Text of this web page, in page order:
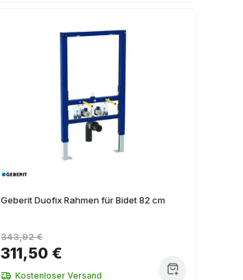
Geberit Duofix Rahmen für Bidet 82 cm
311,50 €
343,92 €
Kostenloser Versand